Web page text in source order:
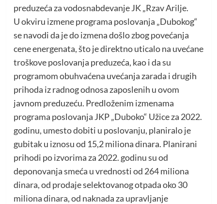
preduzeća za vodosnabdevanje JK „Rzav Arilje.
U okviru izmene programa poslovanja „Dubokog“
se navodi da je do izmena došlo zbog povećanja
cene energenata, što je direktno uticalo na uvećane
troškove poslovanja preduzeća, kao i da su
programom obuhvaćena uvećanja zarada i drugih
prihoda iz radnog odnosa zaposlenih u ovom
javnom preduzeću. Predloženim izmenama
programa poslovanja JKP „Duboko“ Užice za 2022.
godinu, umesto dobiti u poslovanju, planiralo je
gubitak u iznosu od 15,2 miliona dinara. Planirani
prihodi po izvorima za 2022. godinu su od
deponovanja smeća u vrednosti od 264 miliona
dinara, od prodaje selektovanog otpada oko 30
miliona dinara, od naknada za upravljanje